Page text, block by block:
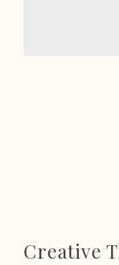
Creative